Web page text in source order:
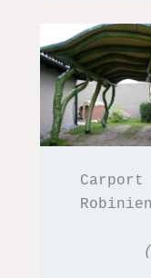
Carport